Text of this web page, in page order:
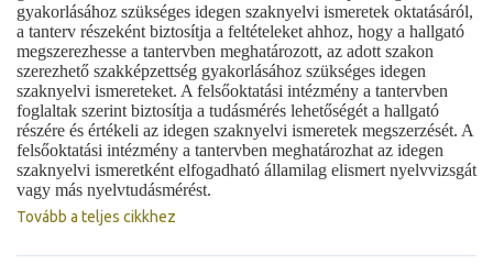
gyakorlásához szükséges idegen szaknyelvi ismeretek oktatásáról,
a tanterv részeként biztosítja a feltételeket ahhoz, hogy a hallgató
megszerezhesse a tantervben meghatározott, az adott szakon
szerezhető szakképzettség gyakorlásához szükséges idegen
szaknyelvi ismereteket. A felsőoktatási intézmény a tantervben
foglaltak szerint biztosítja a tudásmérés lehetőségét a hallgató
részére és értékeli az idegen szaknyelvi ismeretek megszerzését. A
felsőoktatási intézmény a tantervben meghatározhat az idegen
szaknyelvi ismeretként elfogadható államilag elismert nyelvvizsgát
vagy más nyelvtudásmérést.
Tovább a teljes cikkhez